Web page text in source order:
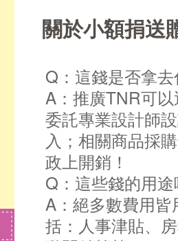
關於小額捐送
Q：這錢是否拿
A：推廣TNR可
委託專業設計師
入；相關商品採
政上開銷！
Q：這些錢的用
A：絕多數費用
括：人事津貼、